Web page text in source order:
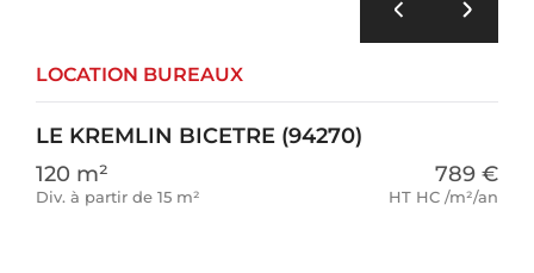
LOCATION BUREAUX
LE KREMLIN BICETRE (94270)
120 m²
Div. à partir de 15 m²
789 €
HT HC /m²/an